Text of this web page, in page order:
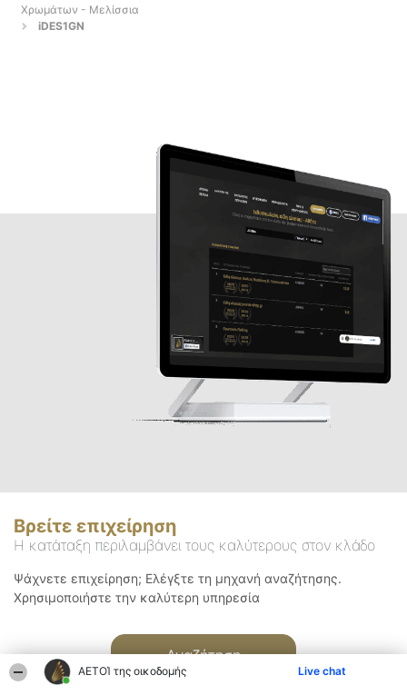
ΑΕΤΟΊ της οικοδομής Live chat
Χρωμάτων - Μελίσσια
iDES1GN
Βρείτε επιχείρηση
Η κατάταξη περιλαμβάνει τους καλύτερους στον κλάδο
Ψάχνετε επιχείρηση; Ελέγξτε τη μηχανή αναζήτησης.
Χρησιμοποιήστε την καλύτερη υπηρεσία
Αναζήτηση